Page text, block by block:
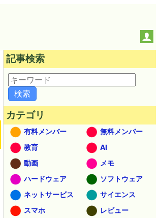
記事検索
カテゴリ
有料メンバー
無料メンバー
教育
AI
動画
メモ
ハードウェア
ソフトウェア
ネットサービス
サイエンス
スマホ
レビュー